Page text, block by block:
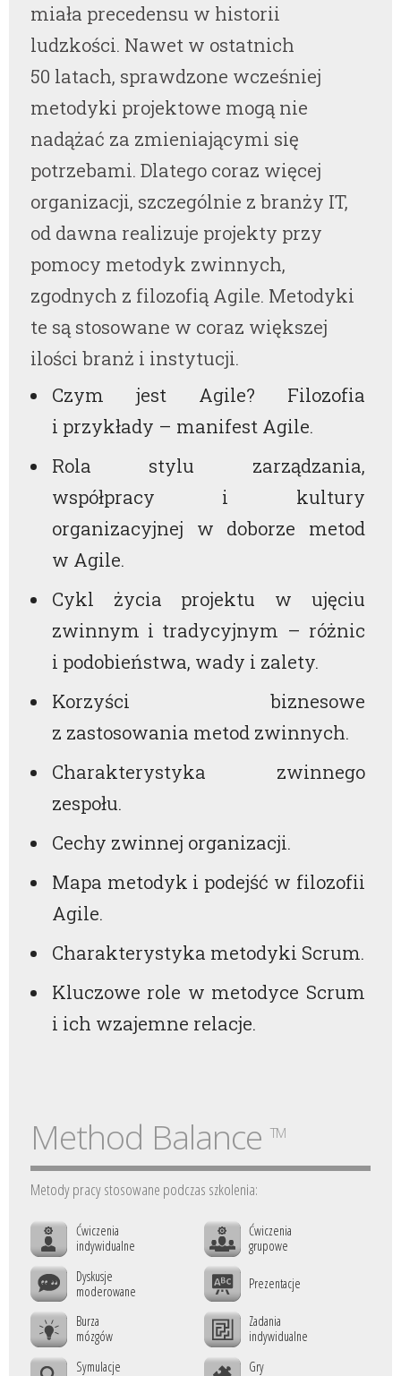
miała precedensu w historii
ludzkości. Nawet w ostatnich
50 latach, sprawdzone wcześniej
metodyki projektowe mogą nie
nadążać za zmieniającymi się
potrzebami. Dlatego coraz więcej
organizacji, szczególnie z branży IT,
od dawna realizuje projekty przy
pomocy metodyk zwinnych,
zgodnych z filozofią Agile. Metodyki
te są stosowane w coraz większej
ilości branż i instytucji.
Czym jest Agile? Filozofia
i przykłady – manifest Agile.
Rola stylu zarządzania,
współpracy i kultury
organizacyjnej w doborze metod
w Agile.
Cykl życia projektu w ujęciu
zwinnym i tradycyjnym – różnic
i podobieństwa, wady i zalety.
Korzyści biznesowe
z zastosowania metod zwinnych.
Charakterystyka zwinnego
zespołu.
Cechy zwinnej organizacji.
Mapa metodyk i podejść w filozofii
Agile.
Charakterystyka metodyki Scrum.
Kluczowe role w metodyce Scrum
i ich wzajemne relacje.
Method Balance TM
Metody pracy stosowane podczas szkolenia:
Ćwiczenia
indywidualne
Ćwiczenia
grupowe
Dyskusje
moderowane
Prezentacje
Burza
mózgów
Zadania
indywidualne
Symulacje
Gry